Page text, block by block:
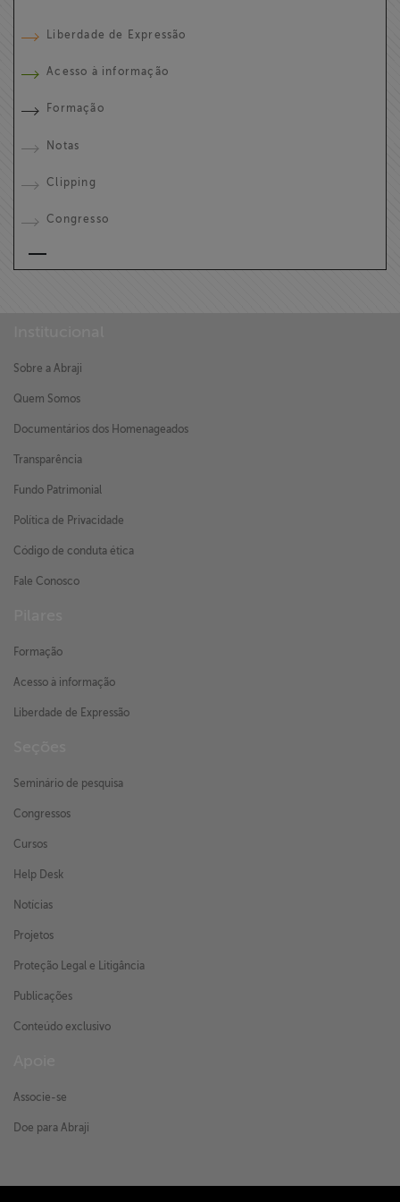
Liberdade de Expressão
Acesso à informação
Formação
Notas
Clipping
Congresso
Sobre a Abraji
Quem Somos
Documentários dos Homenageados
Transparência
Fundo Patrimonial
Política de Privacidade
Código de conduta ética
Fale Conosco
Formação
Acesso à informação
Liberdade de Expressão
Seminário de pesquisa
Congressos
Cursos
Help Desk
Notícias
Projetos
Proteção Legal e Litigância
Publicações
Conteúdo exclusivo
Associe-se
Doe para Abraji